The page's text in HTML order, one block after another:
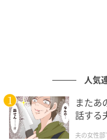
人気
またあ
話する
夫の女性部